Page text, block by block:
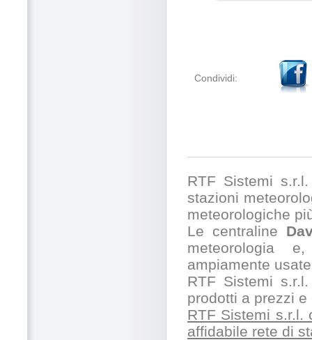
Condividi:
RTF Sistemi
stazioni
meteorologiche
Le centraline
meteorologia
ampiamente
RTF Sistemi
prodotti a prezzi
RTF Sistemi s.r.l.
affidabile rete di